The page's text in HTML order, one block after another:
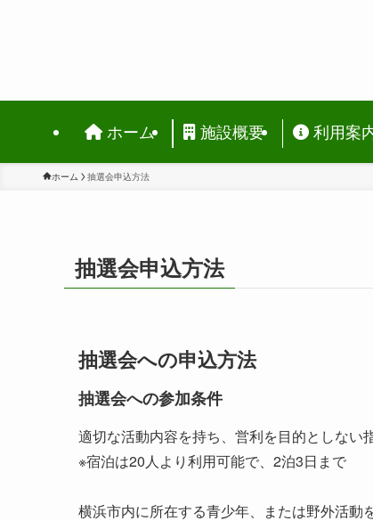
ホーム 施設概要 利用案
ホーム 抽選会申込方法
抽選会申込方法
抽選会への申込方法
抽選会への参加条件
適切な活動内容を持ち、営利を目的としない
※宿泊は20人より利用可能で、2泊3日まで
横浜市内に所在する青少年、または野外活動